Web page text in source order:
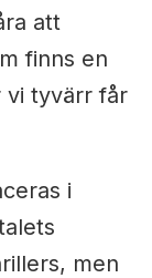
att
finns en
vi tyvärr får
i
men